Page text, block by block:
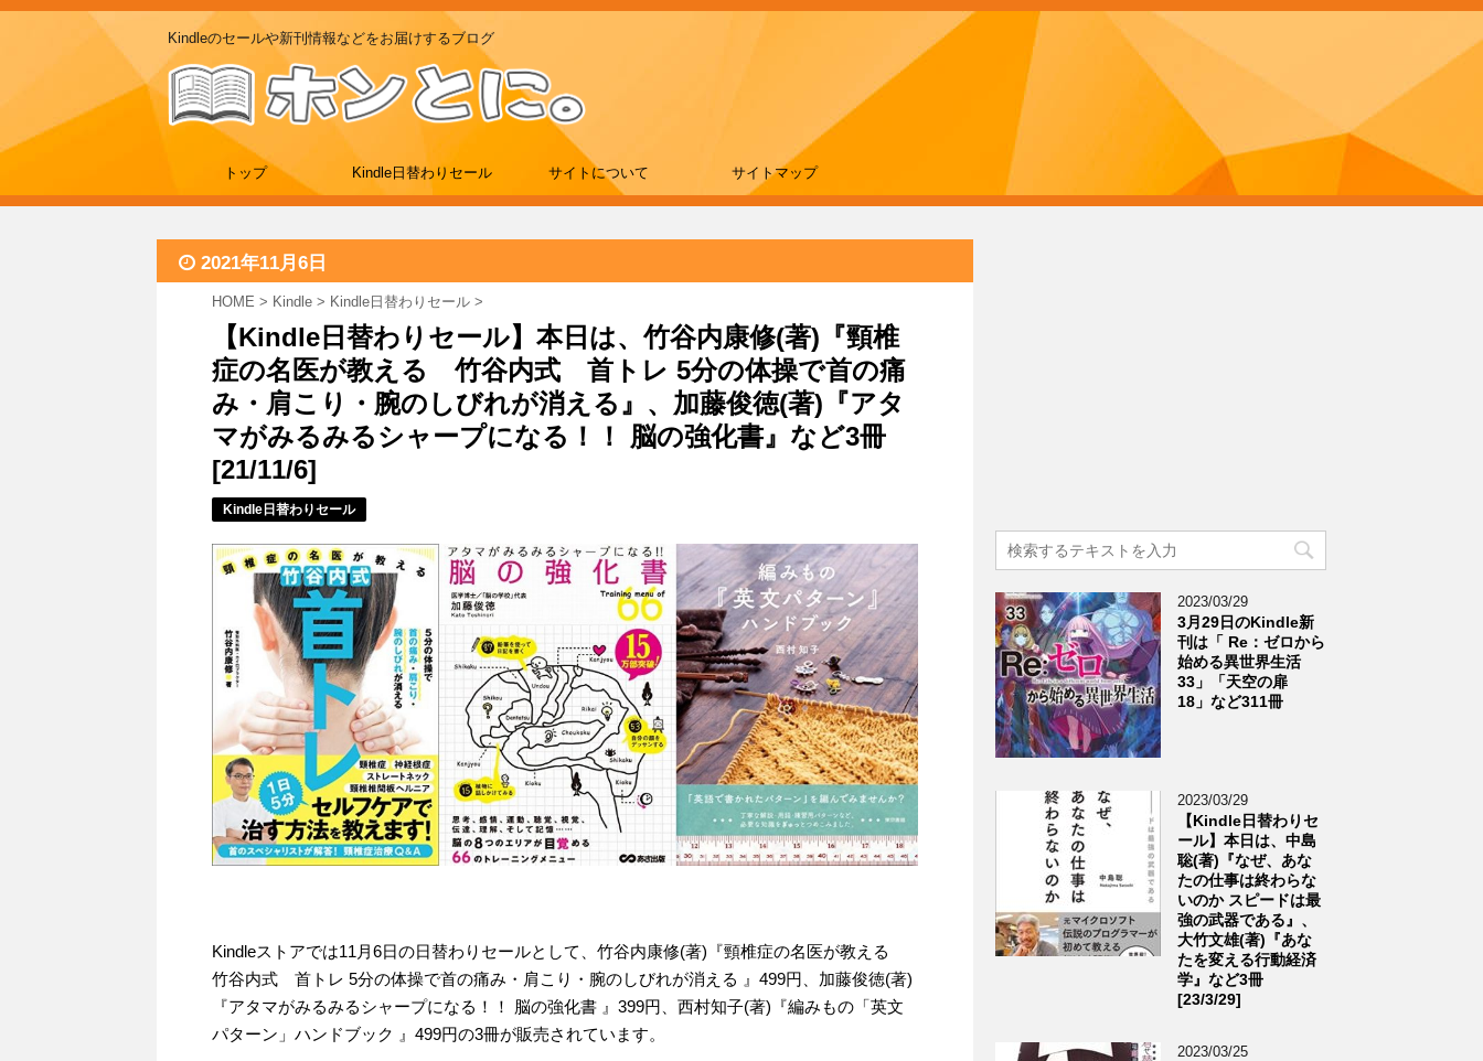
Kindleのセールや新刊情報などをお届けするブログ
トップ Kindle日替わりセール サイトについて サイトマップ
2021年11月6日
HOME > Kindle > Kindle日替わりセール >
【Kindle日替わりセール】本日は、竹谷内康修(著)『頸椎
症の名医が教える 竹谷内式 首トレ 5分の体操で首の痛
み・肩こり・腕のしびれが消える』、加藤俊徳(著)『アタ
マがみるみるシャープになる！！ 脳の強化書』など3冊
[21/11/6]
Kindle日替わりセール
Kindleストアでは11月6日の日替わりセールとして、竹谷内康修(著)『頸椎症の名医が教える
竹谷内式 首トレ 5分の体操で首の痛み・肩こり・腕のしびれが消える 』499円、加藤俊徳(著)
『アタマがみるみるシャープになる！！ 脳の強化書 』399円、西村知子(著)『編みもの「英文
パターン」ハンドブック 』499円の3冊が販売されています。
2023/03/29
3月29日のKindle新
刊は「 Re：ゼロから
始める異世界生活
33」「天空の扉
18」など311冊
2023/03/29
【Kindle日替わりセ
ール】本日は、中島
聡(著)『なぜ、あな
たの仕事は終わらな
いのか スピードは最
強の武器である』、
大竹文雄(著)『あな
たを変える行動経済
学』など3冊
[23/3/29]
2023/03/25